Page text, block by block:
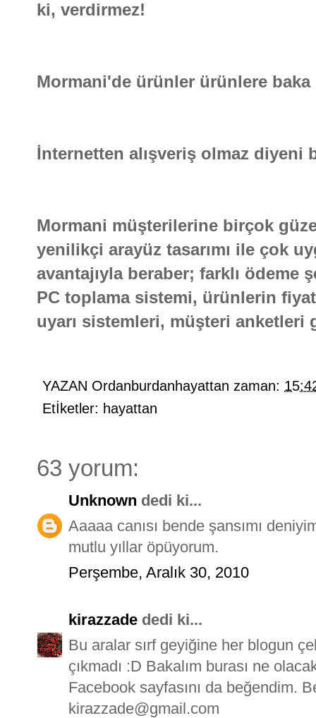
ki, verdirmez!
Mormani'de ürünler ürünlere baka
İnternetten alışveriş olmaz diyeni
Mormani müşterilerine birçok
yenilikçi arayüz tasarımı ile çok
avantajıyla beraber; farklı
PC toplama sistemi, ürünlerin
uyarı sistemleri, müşteri anketleri
YAZAN Ordanburdanhayattan zaman:
Etİketler: hayattan
63 yorum:
Unknown dedi ki...
Aaaaa canısı bende şansımı
mutlu yıllar öpüyorum.
Perşembe, Aralık 30, 2010
kirazzade dedi ki...
Bu aralar sırf geyiğine her blogun
çıkmadı :D Bakalım burası ne
Facebook sayfasını da beğendim.
kirazzade@gmail.com